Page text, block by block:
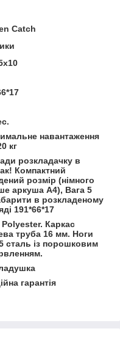
Catch
навантаження
кг
розкладачку в
Компактний
розмір (німного
аркуша А4), Вага 5
в розкладеному
191*66*17
Polyester. Каркас
труба 16 мм. Ноги
сталь із порошковим
гарантія